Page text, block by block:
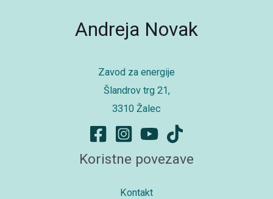
Andreja Novak
Zavod za energije
Šlandrov trg 21,
3310 Žalec
Koristne povezave
Kontakt